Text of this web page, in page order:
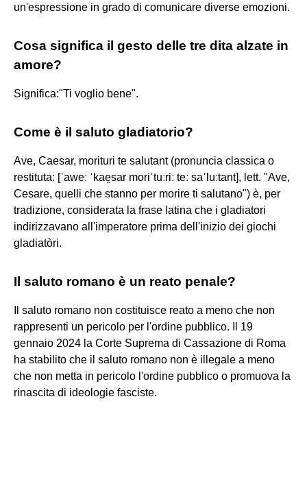
un'espressione in grado di comunicare diverse emozioni.
Cosa significa il gesto delle tre dita alzate in
amore?
Significa:"Ti voglio bene".
Come è il saluto gladiatorio?
Ave, Caesar, morituri te salutant (pronuncia classica o
restituta: [ˈaweː ˈkae̯sar moriˈtuːriː teː saˈluːtant], lett. "Ave,
Cesare, quelli che stanno per morire ti salutano") è, per
tradizione, considerata la frase latina che i gladiatori
indirizzavano all'imperatore prima dell'inizio dei giochi
gladiatòri.
Il saluto romano è un reato penale?
Il saluto romano non costituisce reato a meno che non
rappresenti un pericolo per l'ordine pubblico. Il 19
gennaio 2024 la Corte Suprema di Cassazione di Roma
ha stabilito che il saluto romano non è illegale a meno
che non metta in pericolo l'ordine pubblico o promuova la
rinascita di ideologie fasciste.